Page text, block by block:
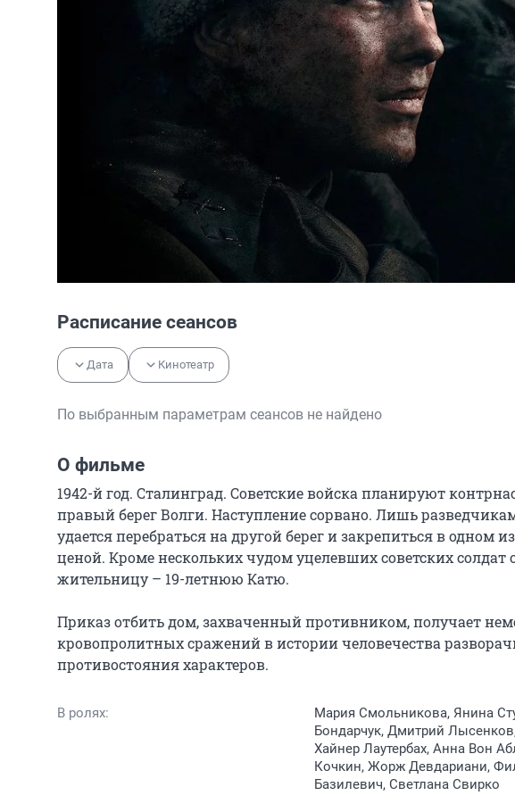
Расписание сеансов
Дата Кинотеатр
По выбранным параметрам сеансов не найдено
О фильме
1942-й год. Сталинград. Советские войска планируют
правый берег Волги. Наступление сорвано. Лишь
удается перебраться на другой берег и закрепиться в
ценой. Кроме нескольких чудом уцелевших советских
жительницу – 19-летнюю Катю.
Приказ отбить дом, захваченный противником, получает
кровопролитных сражений в истории человечества
противостояния характеров.
В ролях:
Мария Смольникова, Янина
Бондарчук, Дмитрий
Хайнер Лаутербах, Анна Вон
Кочкин, Жорж Девдариани,
Базилевич, Светлана Свирко